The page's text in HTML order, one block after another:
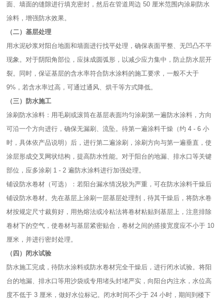
面、墙面的缝隙进行填充密封，然后在管道周边 50 厘米范围内涂刷防水
涂料，增强防水效果。​
（二）基层处理​
用水泥砂浆对阳台地面和墙面进行找平处理，确保表面平整、无凹凸不平
现象。对于阴阳角部位，应抹成圆弧形，以减少应力集中，防止防水层开
裂。同时，保证基层的含水率符合防水涂料的施工要求，一般不大于
9%，若含水率过高，可通过通风、烘干等方式降低。​
（三）防水施工​
涂刷防水涂料：用毛刷或滚筒在基层表面均匀涂刷第一遍防水涂料，方向
可沿一个方向进行，确保无漏刷、流坠。待第一遍涂料干燥（约 4 - 6 小
时，具体依产品说明）后，进行第二遍涂刷，涂刷方向与第一遍垂直，使
涂层形成交叉网状结构，提高防水性能。对于阳台的地漏、排水口等关键
部位，应多涂刷 1 - 2 遍防水涂料进行加强处理。​
铺设防水卷材（可选）：若阳台漏水情况较为严重，可在防水涂料干燥后
铺设防水卷材。先在基层上涂刷一层基层处理剂，待其干燥后，将防水卷
材按规定尺寸裁剪好，用热熔法或冷粘法将卷材粘贴到基层上，注意排除
卷材下的空气，使卷材与基层紧密贴合，卷材之间的搭接宽度应不小于 10
厘米，并进行密封处理。​
（四）闭水试验​
防水施工完成，待防水涂料或防水卷材完全干燥后，进行闭水试验。将阳
台的地漏、排水口等用沙袋或专用堵头封堵严实，向阳台内注水，水位高
度不低于 3 厘米，做好水位标记。闭水时间不少于 24 小时，期间到楼下